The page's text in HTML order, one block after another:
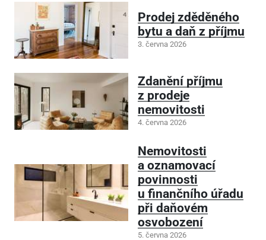
Prodej zděděného
bytu a daň z příjmu
3. června 2026
Zdanění příjmu
z prodeje
nemovitosti
4. června 2026
Nemovitosti
a oznamovací
povinnosti
u finančního úřadu
při daňovém
osvobození
5. června 2026